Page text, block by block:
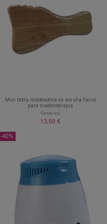
Mini tabla moldeadora en wa sha facial
para maderoterapia
Generico
13,50 €
-40%